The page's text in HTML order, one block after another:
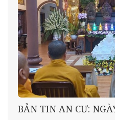
BẢN TIN AN CƯ: